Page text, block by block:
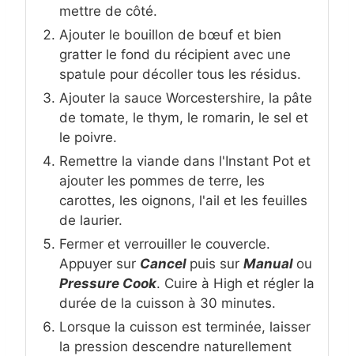
mettre de côté.
Ajouter le bouillon de bœuf et bien
gratter le fond du récipient avec une
spatule pour décoller tous les résidus.
Ajouter la sauce Worcestershire, la pâte
de tomate, le thym, le romarin, le sel et
le poivre.
Remettre la viande dans l'Instant Pot et
ajouter les pommes de terre, les
carottes, les oignons, l'ail et les feuilles
de laurier.
Fermer et verrouiller le couvercle.
Appuyer sur Cancel puis sur Manual ou
Pressure Cook. Cuire à High et régler la
durée de la cuisson à 30 minutes.
Lorsque la cuisson est terminée, laisser
la pression descendre naturellement